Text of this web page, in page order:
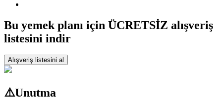
Bu yemek planı için ÜCRETSİZ alışveriş
listesini indir
Alışveriş listesini al
⚠️Unutma